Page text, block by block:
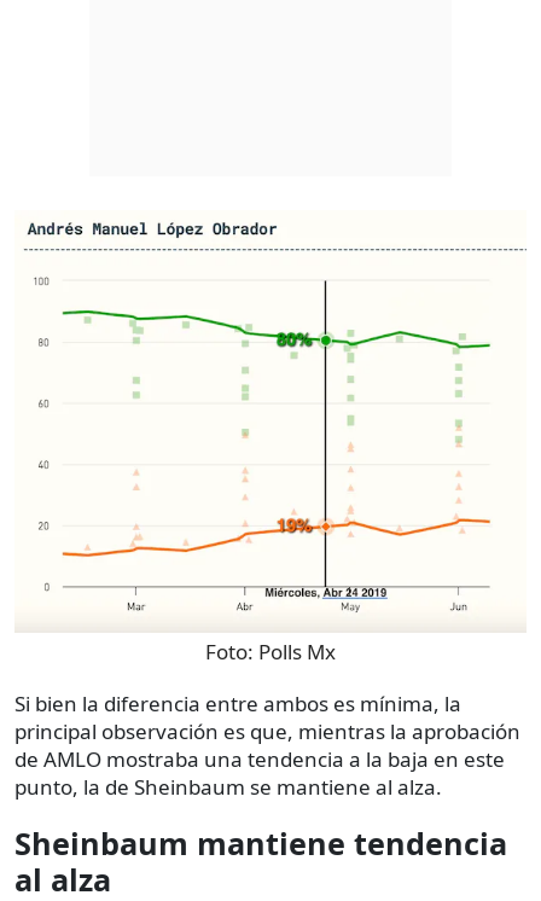
Foto: Polls Mx
Si bien la diferencia entre ambos es mínima, la
principal observación es que, mientras la aprobación
de AMLO mostraba una tendencia a la baja en este
punto, la de Sheinbaum se mantiene al alza.
Sheinbaum mantiene tendencia
al alza